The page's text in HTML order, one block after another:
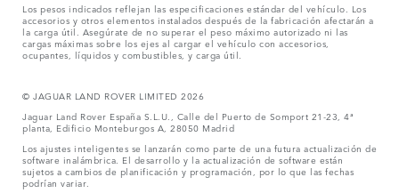
Los pesos indicados reflejan las especificaciones estándar del vehículo. Los
accesorios y otros elementos instalados después de la fabricación afectarán a
la carga útil. Asegúrate de no superar el peso máximo autorizado ni las
cargas máximas sobre los ejes al cargar el vehículo con accesorios,
ocupantes, líquidos y combustibles, y carga útil.
© JAGUAR LAND ROVER LIMITED 2026
Jaguar Land Rover España S.L.U., Calle del Puerto de Somport 21-23, 4ª
planta, Edificio Monteburgos A, 28050 Madrid
Los ajustes inteligentes se lanzarán como parte de una futura actualización de
software inalámbrica. El desarrollo y la actualización de software están
sujetos a cambios de planificación y programación, por lo que las fechas
podrían variar.